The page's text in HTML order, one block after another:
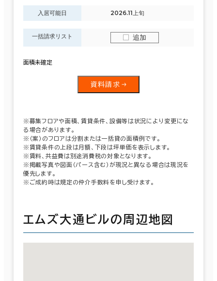
入居可能日 2026.11上旬
一括請求リスト 追加
面積未確定
資料請求
※募集フロアや面積、賃貸条件、設備等は状況により変更にな
る場合があります。
※（案）のフロアは分割または一括貸の面積例です。
※賃貸条件の上段は月額、下段は坪単価を表示します。
※賃料、共益費は別途消費税の対象となります。
※掲載写真や図面（パース含む）が現況と異なる場合は現況を
優先します。
※ご成約時は規定の仲介手数料を申し受けます。
エムズ大通ビルの周辺地図